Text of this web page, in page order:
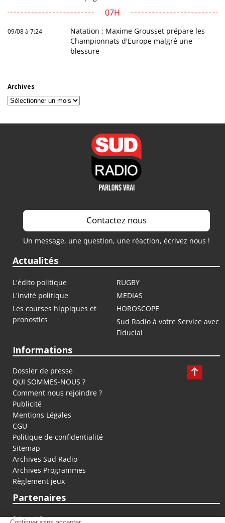
07H
09/08 à 7:24
Natation : Maxime Grousset prépare les
Championnats d'Europe malgré une
blessure
Archives
Archives
Contactez nous
Un message, une question, une réaction, écrivez nous !
Actualités
L'édito politique
RUGBY
L'invité politique
MEDIAS
Les courses hippiques et
pronostics
HOROSCOPE
Sud Radio à votre Service avec
Fiducial
Informations
Dossier de presse
QUI SOMMES-NOUS ?
Comment nous rejoindre ?
Publicité
Mentions Légales
CGU
Politique de confidentialité
Sitemap
Archives Sud Radio
Archives Programmes
Règlement jeux
Partenaires
fiducial.fr